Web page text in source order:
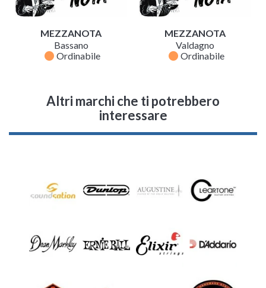
MEZZANOTA
Bassano
fiber_manual_record Ordinabile
MEZZANOTA
Valdagno
fiber_manual_record Ordinabile
Altri marchi che ti potrebbero
interessare